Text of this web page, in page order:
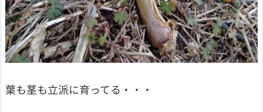
葉も茎も立派に育ってる・・・